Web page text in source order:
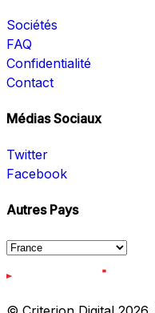
Sociétés
FAQ
Confidentialité
Contact
Médias Sociaux
Twitter
Facebook
Autres Pays